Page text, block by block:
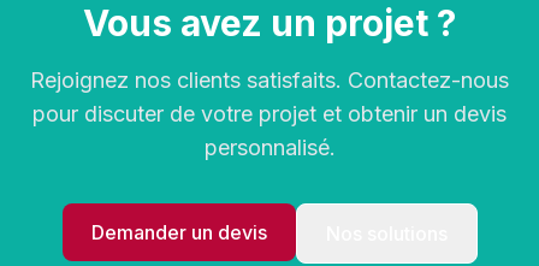
Vous avez un projet ?
Rejoignez nos clients satisfaits. Contactez-nous
pour discuter de votre projet et obtenir un devis
personnalisé.
Demander un devis